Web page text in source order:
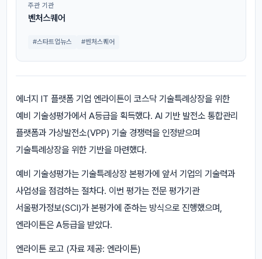
주관 기관
벤처스퀘어
#스타트업뉴스 #벤처스퀘어
에너지 IT 플랫폼 기업 엔라이튼이 코스닥 기술특례상장을 위한
예비 기술성평가에서 A등급을 획득했다. AI 기반 발전소 통합관리
플랫폼과 가상발전소(VPP) 기술 경쟁력을 인정받으며
기술특례상장을 위한 기반을 마련했다.
예비 기술성평가는 기술특례상장 본평가에 앞서 기업의 기술력과
사업성을 점검하는 절차다. 이번 평가는 전문 평가기관
서울평가정보(SCI)가 본평가에 준하는 방식으로 진행했으며,
엔라이튼은 A등급을 받았다.
엔라이튼 로고 (자료 제공: 엔라이튼)